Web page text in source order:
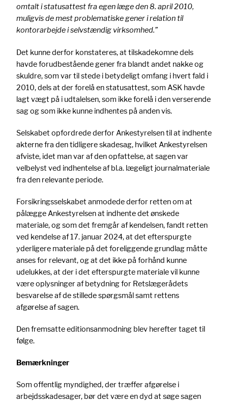
omtalt i statusattest fra egen læge den 8. april 2010,
muligvis de mest problematiske gener i relation til
kontorarbejde i selvstændig virksomhed.”
Det kunne derfor konstateres, at tilskadekomne dels
havde forudbestående gener fra blandt andet nakke og
skuldre, som var til stede i betydeligt omfang i hvert fald i
2010, dels at der forelå en statusattest, som ASK havde
lagt vægt på i udtalelsen, som ikke forelå i den verserende
sag og som ikke kunne indhentes på anden vis.
Selskabet opfordrede derfor Ankestyrelsen til at indhente
akterne fra den tidligere skadesag, hvilket Ankestyrelsen
afviste, idet man var af den opfattelse, at sagen var
velbelyst ved indhentelse af bl.a. lægeligt journalmateriale
fra den relevante periode.
Forsikringsselskabet anmodede derfor retten om at
pålægge Ankestyrelsen at indhente det ønskede
materiale, og som det fremgår af kendelsen, fandt retten
ved kendelse af 17. januar 2024, at det efterspurgte
yderligere materiale på det foreliggende grundlag måtte
anses for relevant, og at det ikke på forhånd kunne
udelukkes, at der i det efterspurgte materiale vil kunne
være oplysninger af betydning for Retslægerådets
besvarelse af de stillede spørgsmål samt rettens
afgørelse af sagen.
Den fremsatte editionsanmodning blev herefter taget til
følge.
Bemærkninger
Som offentlig myndighed, der træffer afgørelse i
arbejdsskadesager, bør det være en dyd at søge sagen